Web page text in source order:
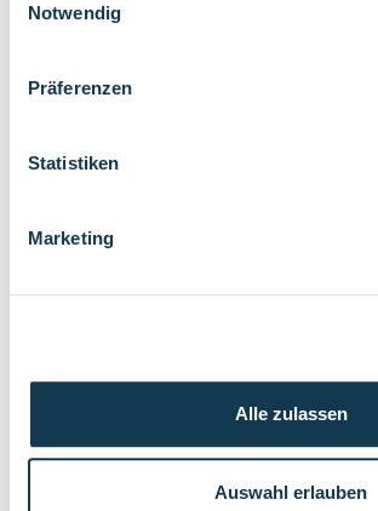
Notwendig
Präferenzen
Statistiken
Marketing
Alle zulassen
Auswahl erlauben